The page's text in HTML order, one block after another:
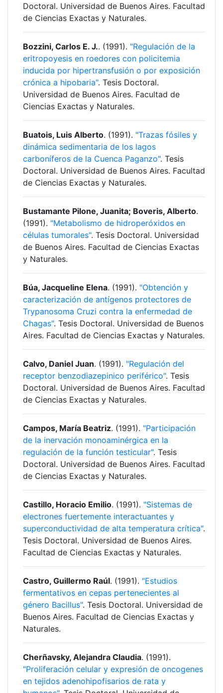
Doctoral. Universidad de Buenos Aires. Facultad
de Ciencias Exactas y Naturales.
Bozzini, Carlos E. J.. (1991). "Regulación de la
eritropoyesis en roedores con policitemia
inducida por hipertransfusión o por exposición
crónica a hipobaria". Tesis Doctoral.
Universidad de Buenos Aires. Facultad de
Ciencias Exactas y Naturales.
Buatois, Luis Alberto. (1991). "Trazas fósiles y
dinámica sedimentaria de los lagos
carboníferos de la Cuenca Paganzo". Tesis
Doctoral. Universidad de Buenos Aires. Facultad
de Ciencias Exactas y Naturales.
Bustamante Pilone, Juanita; Boveris, Alberto.
(1991). "Metabolismo de hidroperóxidos en
células tumorales". Tesis Doctoral. Universidad
de Buenos Aires. Facultad de Ciencias Exactas
y Naturales.
Búa, Jacqueline Elena. (1991). "Obtención y
caracterización de antígenos protectores de
Trypanosoma Cruzi contra la enfermedad de
Chagas". Tesis Doctoral. Universidad de Buenos
Aires. Facultad de Ciencias Exactas y Naturales.
Calvo, Daniel Juan. (1991). "Regulación del
receptor benzodiazepinico periférico". Tesis
Doctoral. Universidad de Buenos Aires. Facultad
de Ciencias Exactas y Naturales.
Campos, María Beatriz. (1991). "Participación
de la inervación monoaminérgica en la
regulación de la función testicular". Tesis
Doctoral. Universidad de Buenos Aires. Facultad
de Ciencias Exactas y Naturales.
Castillo, Horacio Emilio. (1991). "Sistemas de
electrones fuertemente interactuantes y
superconductividad de alta temperatura crítica".
Tesis Doctoral. Universidad de Buenos Aires.
Facultad de Ciencias Exactas y Naturales.
Castro, Guillermo Raúl. (1991). "Estudios
fermentativos en cepas pertenecientes al
género Bacillus". Tesis Doctoral. Universidad de
Buenos Aires. Facultad de Ciencias Exactas y
Naturales.
Cherñavsky, Alejandra Claudia. (1991).
"Proliferación celular y expresión de oncogenes
en tejidos adenohipofisarios de rata y